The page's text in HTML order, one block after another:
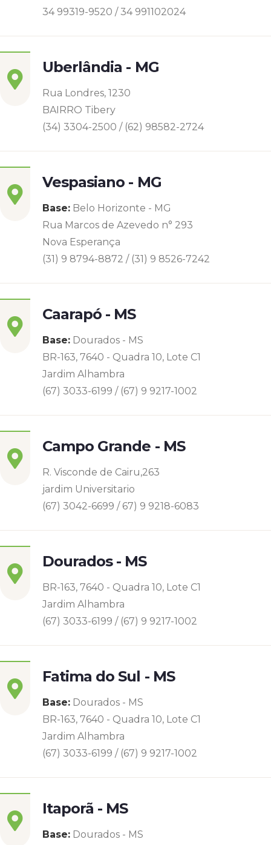
34 99319-9520 / 34 991102024
Uberlândia - MG
Rua Londres, 1230
BAIRRO Tibery
(34) 3304-2500 / (62) 98582-2724
Vespasiano - MG
Base: Belo Horizonte - MG
Rua Marcos de Azevedo n° 293
Nova Esperança
(31) 9 8794-8872 / (31) 9 8526-7242
Caarapó - MS
Base: Dourados - MS
BR-163, 7640 - Quadra 10, Lote C1
Jardim Alhambra
(67) 3033-6199 / (67) 9 9217-1002
Campo Grande - MS
R. Visconde de Cairu,263
jardim Universitario
(67) 3042-6699 / 67) 9 9218-6083
Dourados - MS
BR-163, 7640 - Quadra 10, Lote C1
Jardim Alhambra
(67) 3033-6199 / (67) 9 9217-1002
Fatima do Sul - MS
Base: Dourados - MS
BR-163, 7640 - Quadra 10, Lote C1
Jardim Alhambra
(67) 3033-6199 / (67) 9 9217-1002
Itaporã - MS
Base: Dourados - MS